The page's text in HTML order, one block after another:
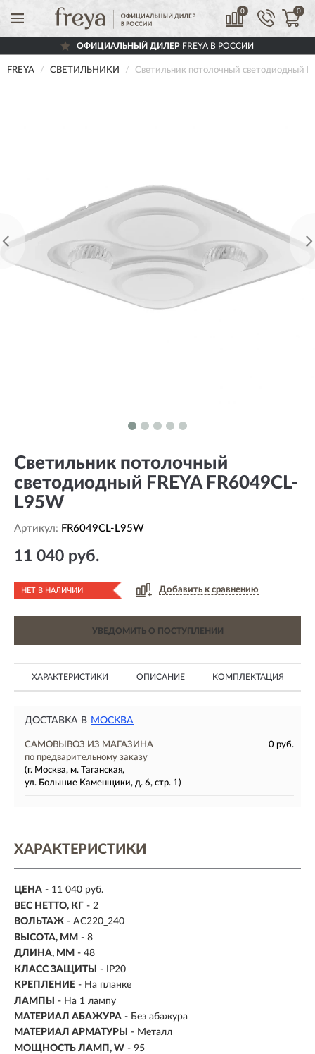
0 0
ОФИЦИАЛЬНЫЙ ДИЛЕРFREYA В РОССИИ
FREYA СВЕТИЛЬНИКИ Светильник потолочный светодиодный
Светильник потолочный
светодиодный FREYA FR6049CL-
L95W
Артикул: FR6049CL-L95W
11 040 руб.
НЕТ В НАЛИЧИИ Добавить к сравнению
УВЕДОМИТЬ О ПОСТУПЛЕНИИ
ХАРАКТЕРИСТИКИ ОПИСАНИЕ КОМПЛЕКТАЦИЯ
ДОСТАВКА В МОСКВА
САМОВЫВОЗ ИЗ МАГАЗИНА
0 руб.
по предварительному заказу
(г. Москва, м. Таганская,
ул. Большие Каменщики, д. 6, стр. 1)
ХАРАКТЕРИСТИКИ
ЦЕНА - 11 040 руб.
ВЕС НЕТТО, КГ - 2
ВОЛЬТАЖ - AC220_240
ВЫСОТА, ММ - 8
ДЛИНА, ММ - 48
КЛАСС ЗАЩИТЫ
- IP20
КРЕПЛЕНИЕ - На планке
ЛАМПЫ
- На 1 лампу
МАТЕРИАЛ АБАЖУРА - Без абажура
МАТЕРИАЛ АРМАТУРЫ
- Металл
МОЩНОСТЬ ЛАМП, W - 95